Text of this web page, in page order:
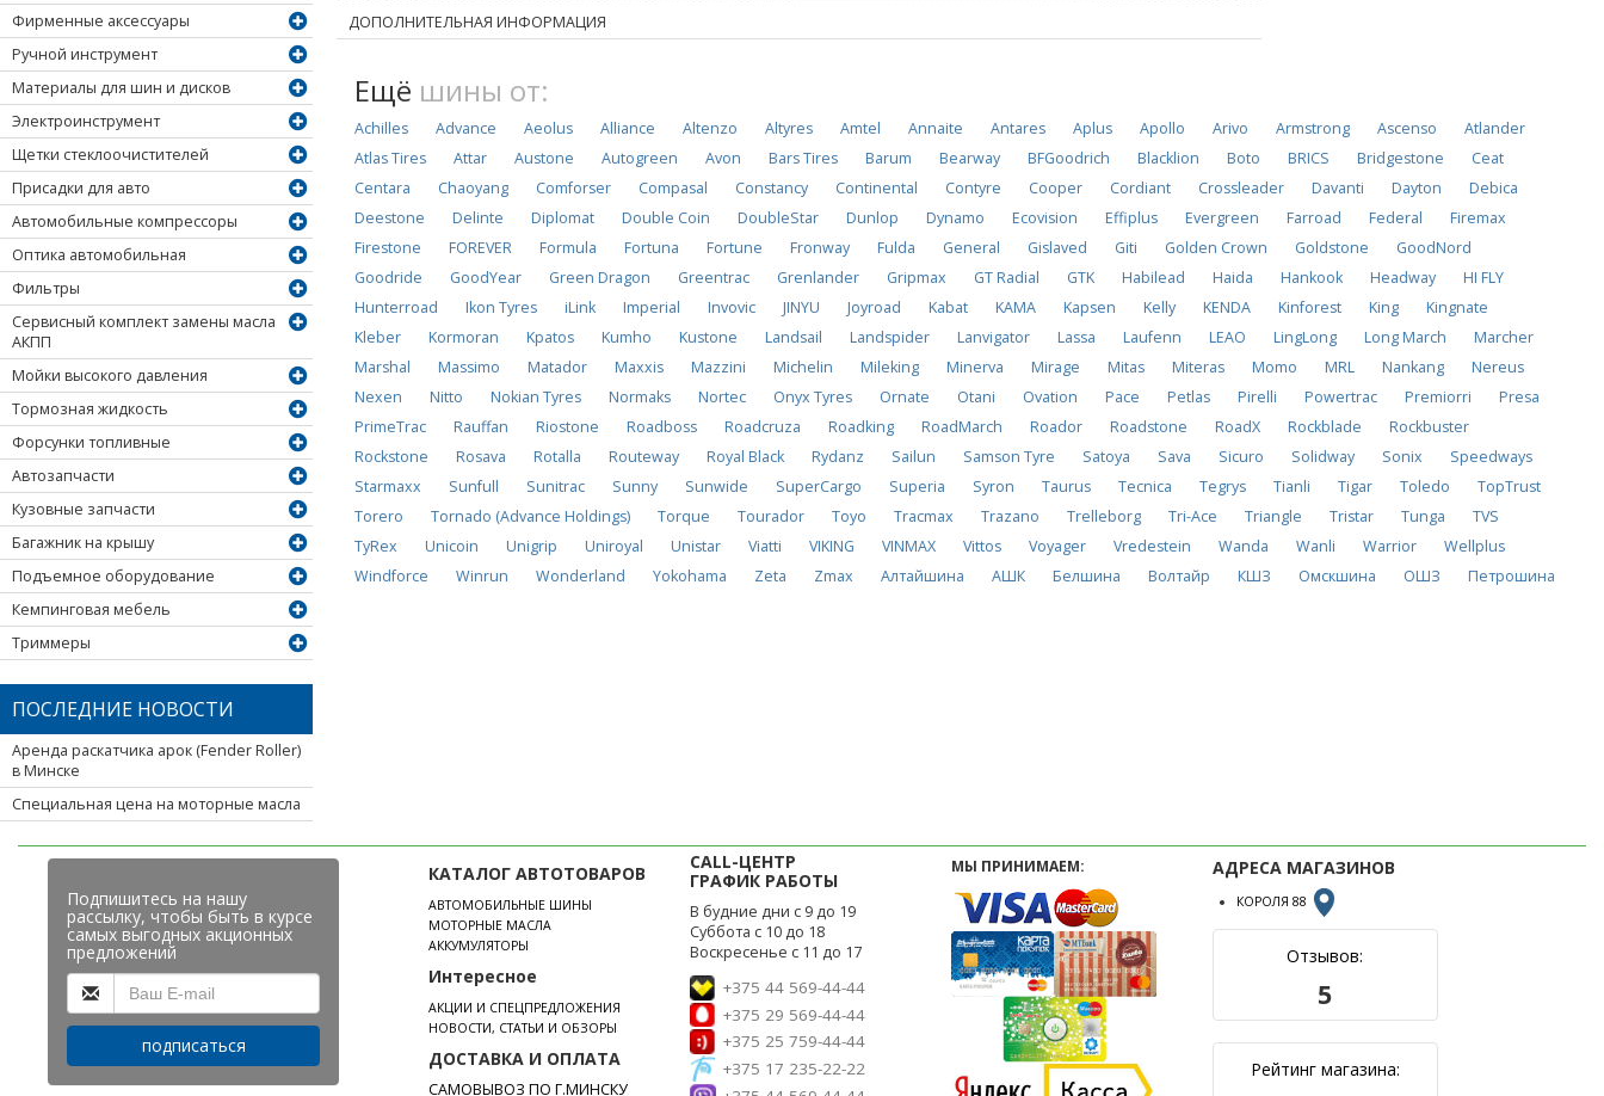
Фирменные аксессуары
Ручной инструмент
Материалы для шин и дисков
Электроинструмент
Щетки стеклоочистителей
Присадки для авто
Автомобильные компрессоры
Оптика автомобильная
Фильтры
Сервисный комплект замены масла
АКПП
Мойки высокого давления
Тормозная жидкость
Форсунки топливные
Автозапчасти
Кузовные запчасти
Багажник на крышу
Подъемное оборудование
Кемпинговая мебель
Триммеры
ПОСЛЕДНИЕ НОВОСТИ
Аренда раскатчика арок (Fender Roller)
в Минске
Специальная цена на моторные масла
ДОПОЛНИТЕЛЬНАЯ ИНФОРМАЦИЯ
Ещё шины от:
Achilles Advance Aeolus Alliance Altenzo Altyres Amtel Annaite Antares Aplus Apollo Arivo Armstrong Ascenso
Atlander
Atlas Tires
Attar Austone Autogreen Avon Bars Tires Barum Bearway BFGoodrich Blacklion Boto BRICS Bridgestone
Ceat
Centara
Chaoyang Comforser Compasal Constancy Continental Contyre Cooper Cordiant Crossleader Davanti Dayton
Debica
Deestone
Delinte Diplomat Double Coin DoubleStar Dunlop Dynamo Ecovision Effiplus Evergreen Farroad Federal
Firemax
Firestone
FOREVER Formula Fortuna Fortune Fronway Fulda General Gislaved Giti Golden Crown Goldstone
GoodNord
Goodride
GoodYear Green Dragon Greentrac Grenlander Gripmax GT Radial GTK Habilead Haida Hankook Headway
HI FLY
Hunterroad
Ikon Tyres iLink Imperial Invovic JINYU Joyroad Kabat KAMA Kapsen Kelly KENDA Kinforest King
Kingnate
Kleber
Kormoran Kpatos Kumho Kustone Landsail Landspider Lanvigator Lassa Laufenn LEAO LingLong Long March
Marcher
Marshal
Massimo Matador Maxxis Mazzini Michelin Mileking Minerva Mirage Mitas Miteras Momo MRL Nankang
Nereus
Nexen
Nitto Nokian Tyres Normaks Nortec Onyx Tyres Ornate Otani Ovation Pace Petlas Pirelli Powertrac Premiorri
Presa
PrimeTrac
Rauffan Riostone Roadboss Roadcruza Roadking RoadMarch Roador Roadstone RoadX Rockblade
Rockbuster
Rockstone
Rosava Rotalla Routeway Royal Black Rydanz Sailun Samson Tyre Satoya Sava Sicuro Solidway Sonix
Speedways
Starmaxx
Sunfull Sunitrac Sunny Sunwide SuperCargo Superia Syron Taurus Tecnica Tegrys Tianli Tigar Toledo
TopTrust
Torero
Tornado (Advance Holdings) Torque Tourador Toyo Tracmax Trazano Trelleborg Tri-Ace Triangle Tristar Tunga
TVS
TyRex
Unicoin Unigrip Uniroyal Unistar Viatti VIKING VINMAX Vittos Voyager Vredestein Wanda Wanli Warrior
Wellplus
Windforce
Winrun Wonderland Yokohama Zeta Zmax Алтайшина АШК Белшина Волтайр КШЗ Омскшина ОШЗ Петрошина
Подпишитесь на нашу
рассылку, чтобы быть в курсе
самых выгодных акционных
предложений
подписаться
КАТАЛОГ АВТОТОВАРОВ
АВТОМОБИЛЬНЫЕ ШИНЫ
МОТОРНЫЕ МАСЛА
АККУМУЛЯТОРЫ
Интересное
АКЦИИ И СПЕЦПРЕДЛОЖЕНИЯ
НОВОСТИ, СТАТЬИ И ОБЗОРЫ
ДОСТАВКА И ОПЛАТА
САМОВЫВОЗ ПО Г.МИНСКУ
CALL-ЦЕНТР
ГРАФИК РАБОТЫ
В будние дни с 9 до 19
Суббота с 10 до 18
Воскресенье с 11 до 17
+375 44 569-44-44
+375 29 569-44-44
+375 25 759-44-44
+375 17 235-22-22
МЫ ПРИНИМАЕМ: АДРЕСА МАГАЗИНОВ
КОРОЛЯ 88
Отзывов:
5
Рейтинг магазина: